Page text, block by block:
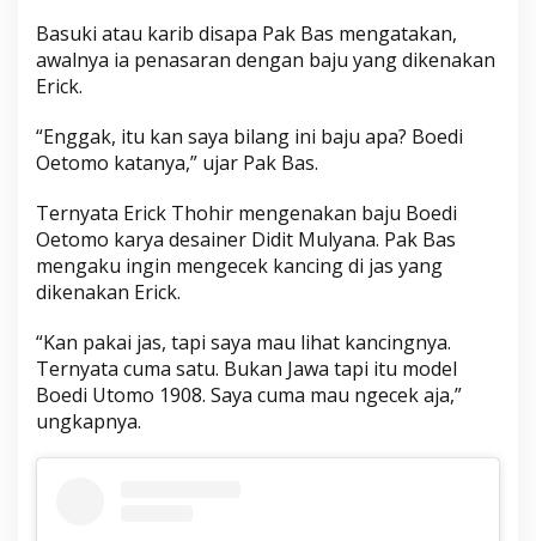
Basuki atau karib disapa Pak Bas mengatakan,
awalnya ia penasaran dengan baju yang dikenakan
Erick.
“Enggak, itu kan saya bilang ini baju apa? Boedi
Oetomo katanya,” ujar Pak Bas.
Ternyata Erick Thohir mengenakan baju Boedi
Oetomo karya desainer Didit Mulyana. Pak Bas
mengaku ingin mengecek kancing di jas yang
dikenakan Erick.
“Kan pakai jas, tapi saya mau lihat kancingnya.
Ternyata cuma satu. Bukan Jawa tapi itu model
Boedi Utomo 1908. Saya cuma mau ngecek aja,”
ungkapnya.